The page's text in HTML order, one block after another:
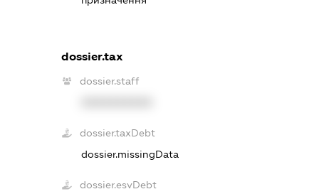
dossier.tax
dossier.staff
dossier.taxDebt
dossier.missingData
dossier.esvDebt